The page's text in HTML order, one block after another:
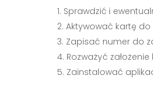
Sprawdzić i
Aktywować kartę
Zapisać numer do
Rozważyć
Zainstalować